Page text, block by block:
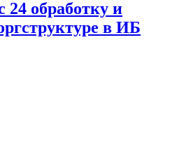
24 обработку и
в ИБ